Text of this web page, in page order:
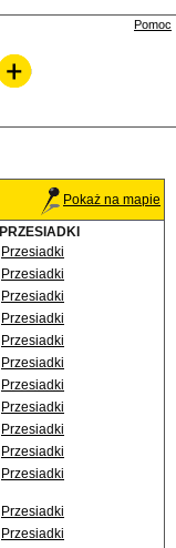
Pomoc
Pokaż na mapie
PRZESIADKI
Przesiadki
Przesiadki
Przesiadki
Przesiadki
Przesiadki
Przesiadki
Przesiadki
Przesiadki
Przesiadki
Przesiadki
Przesiadki
Przesiadki
Przesiadki